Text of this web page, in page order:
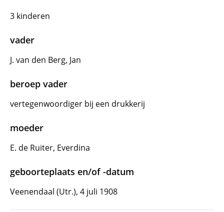
3 kinderen
vader
J. van den Berg, Jan
beroep vader
vertegenwoordiger bij een drukkerij
moeder
E. de Ruiter, Everdina
geboorteplaats en/of -datum
Veenendaal (Utr.), 4 juli 1908